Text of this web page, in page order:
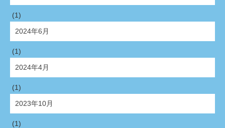
(1)
2024年6月
(1)
2024年4月
(1)
2023年10月
(1)